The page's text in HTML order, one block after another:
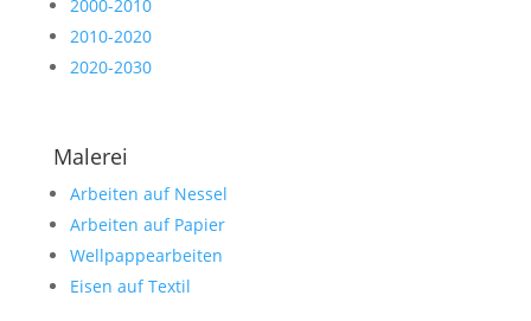
2000-2010
2010-2020
2020-2030
Malerei
Arbeiten auf Nessel
Arbeiten auf Papier
Wellpappearbeiten
Eisen auf Textil